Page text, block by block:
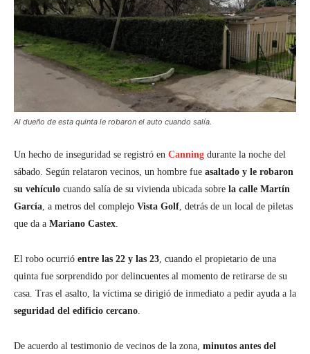
Al dueño de esta quinta le robaron el auto cuando salía.
Un hecho de inseguridad se registró en Canning durante la noche del
sábado. Según relataron vecinos, un hombre fue asaltado y le robaron
su vehículo cuando salía de su vivienda ubicada sobre la calle Martín
García , a metros del complejo Vista Golf , detrás de un local de piletas
que da a Mariano Castex
El robo ocurrió entre las 22 y las 23 , cuando el propietario de una
quinta fue sorprendido por delincuentes al momento de retirarse de su
casa. Tras el asalto, la víctima se dirigió de inmediato a pedir ayuda a la
seguridad del edificio cercano
De acuerdo al testimonio de vecinos de la zona, minutos antes del